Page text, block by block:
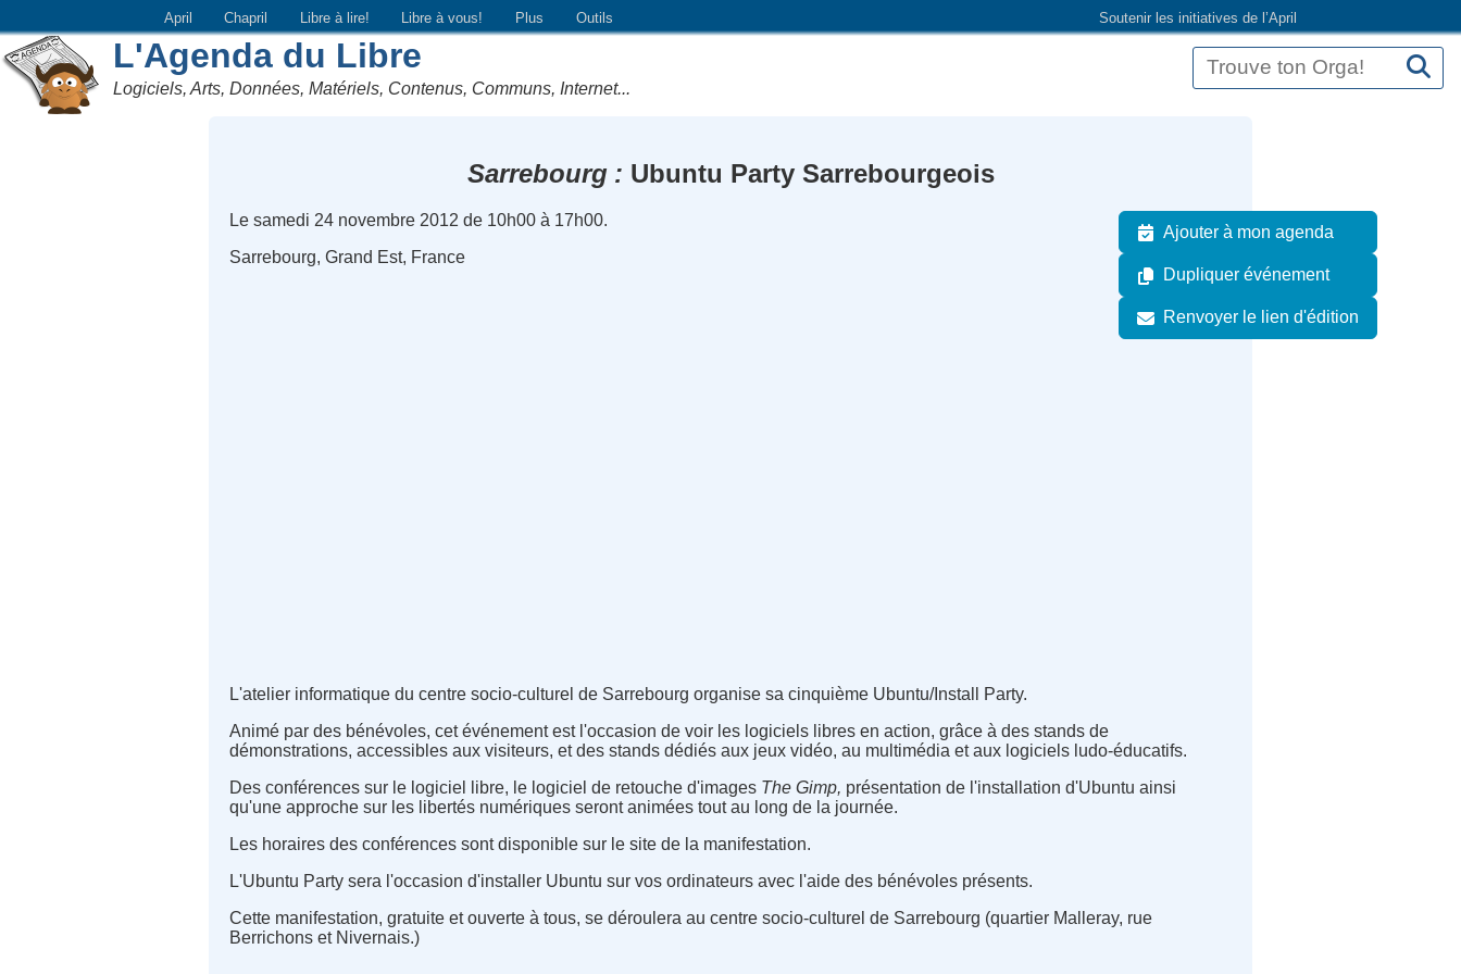
Soutenir les initiatives de l’April
April Chapril Libre à lire! Libre à vous! Plus Outils
L'Agenda du Libre
Logiciels, Arts, Données, Matériels, Contenus, Communs, Internet...
Sarrebourg Ubuntu Party Sarrebourgeois
Ajouter à mon agenda
Dupliquer événement
Renvoyer le lien d'édition
Le samedi 24 novembre 2012 de 10h00 à 17h00.
Sarrebourg, Grand Est, France
L'atelier informatique du centre socio-culturel de Sarrebourg organise sa cinquième Ubuntu/Install Party.
Animé par des bénévoles, cet événement est l'occasion de voir les logiciels libres en action, grâce à des stands de
démonstrations, accessibles aux visiteurs, et des stands dédiés aux jeux vidéo, au multimédia et aux logiciels ludo-éducatifs.
Des conférences sur le logiciel libre, le logiciel de retouche d'images The Gimp, présentation de l'installation d'Ubuntu ainsi
qu'une approche sur les libertés numériques seront animées tout au long de la journée.
Les horaires des conférences sont disponible sur le site de la manifestation.
L'Ubuntu Party sera l'occasion d'installer Ubuntu sur vos ordinateurs avec l'aide des bénévoles présents.
Cette manifestation, gratuite et ouverte à tous, se déroulera au centre socio-culturel de Sarrebourg (quartier Malleray, rue
Berrichons et Nivernais.)